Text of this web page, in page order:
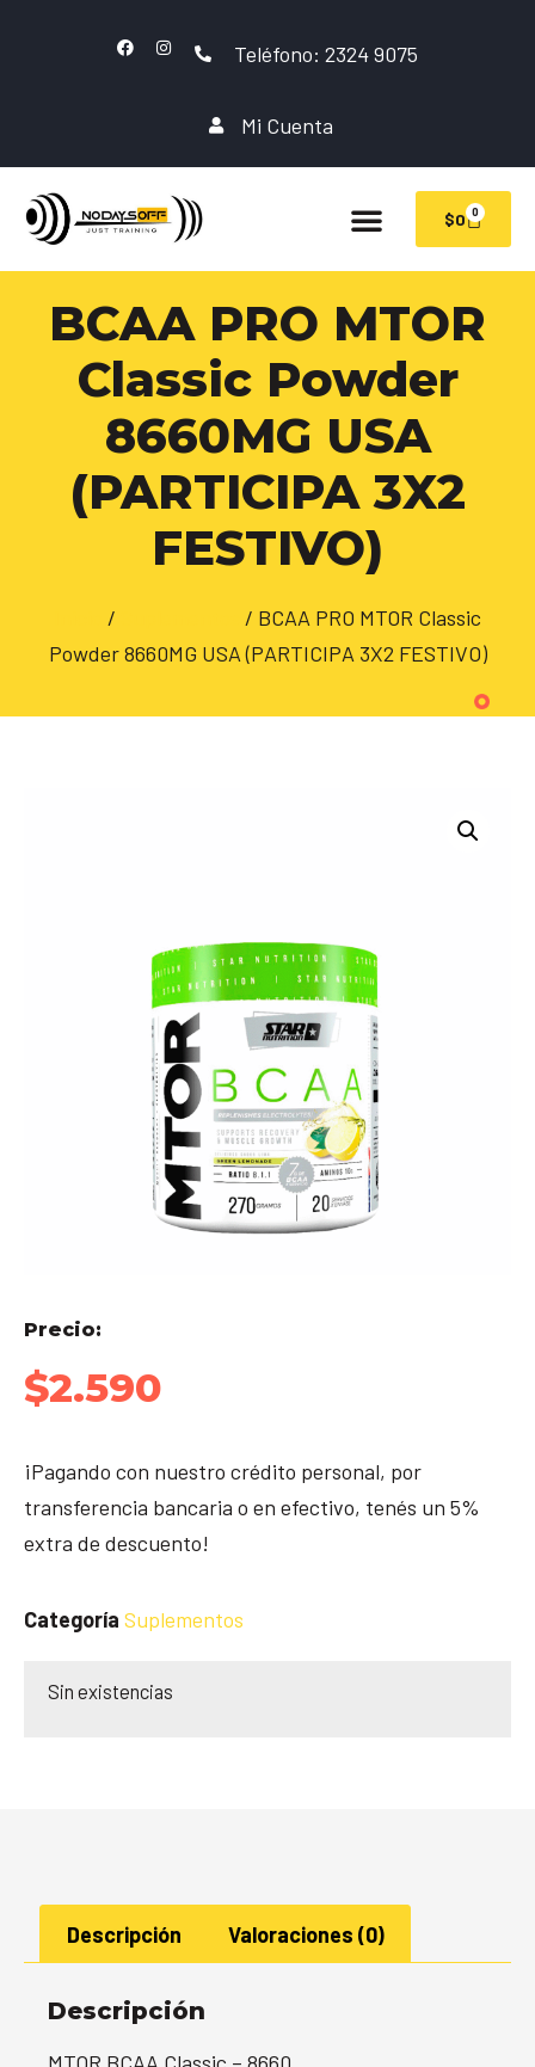
Teléfono: 2324 9075
Mi Cuenta
$0 0
BCAA PRO MTOR
Classic Powder
8660MG USA
(PARTICIPA 3X2
FESTIVO)
/
/ BCAA PRO MTOR Classic
Powder 8660MG USA (PARTICIPA 3X2 FESTIVO)
Precio:
$2.590
¡Pagando con nuestro crédito personal, por
transferencia bancaria o en efectivo, tenés un 5%
extra de descuento!
Categoría Suplementos
Sin existencias
Descripción Valoraciones (0)
Descripción